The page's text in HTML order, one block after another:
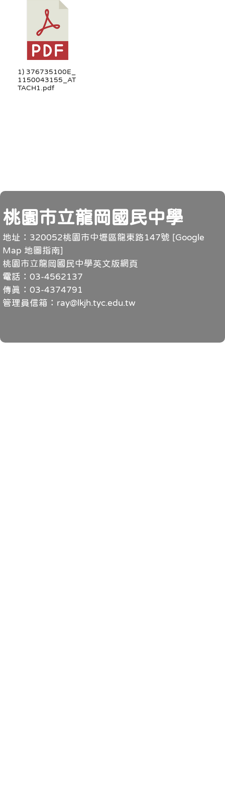
1) 376735100E_
1150043155_AT
TACH1.pdf
頁尾
桃園市立龍岡國民中學
地址：320052桃園市中壢區龍東路147號 [Google
Map 地圖指南]
桃園市立龍岡國民中學英文版網頁
電話：03-4562137
傳真：03-4374791
管理員信箱：ray@lkjh.tyc.edu.tw